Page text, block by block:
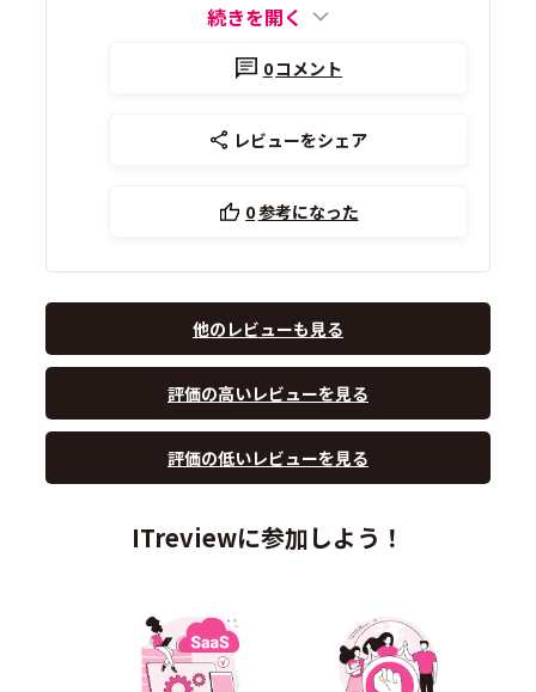
続きを開く
0コメント
レビューをシェア
0参考になった
他のレビューも見る
評価の高いレビューを見る
評価の低いレビューを見る
ITreviewに参加しよう！